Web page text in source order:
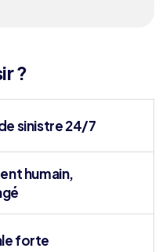
?
sinistre 24/7
humain,
forte